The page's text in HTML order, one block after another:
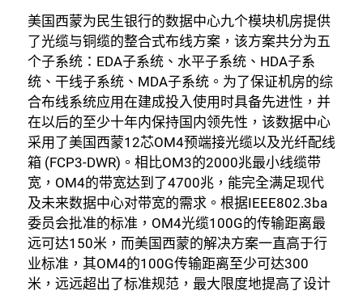
美国西蒙为民生银行的数据中心九个模块机房提供
了光缆与铜缆的整合式布线方案，该方案共分为五
个子系统：EDA子系统、水平子系统、HDA子系
统、干线子系统、MDA子系统。为了保证机房的综
合布线系统应用在建成投入使用时具备先进性，并
在以后的至少十年内保持国内领先性，该数据中心
采用了美国西蒙12芯OM4预端接光缆以及光纤配线
箱 (FCP3-DWR)。相比OM3的2000兆最小线缆带
宽，OM4的带宽达到了4700兆，能完全满足现代
及未来数据中心对带宽的需求。根据IEEE802.3ba
委员会批准的标准，OM4光缆100G的传输距离最
远可达150米，而美国西蒙的解决方案一直高于行
业标准，其OM4的100G传输距离至少可达300
米，远远超出了标准规范，最大限度地提高了设计
关闭